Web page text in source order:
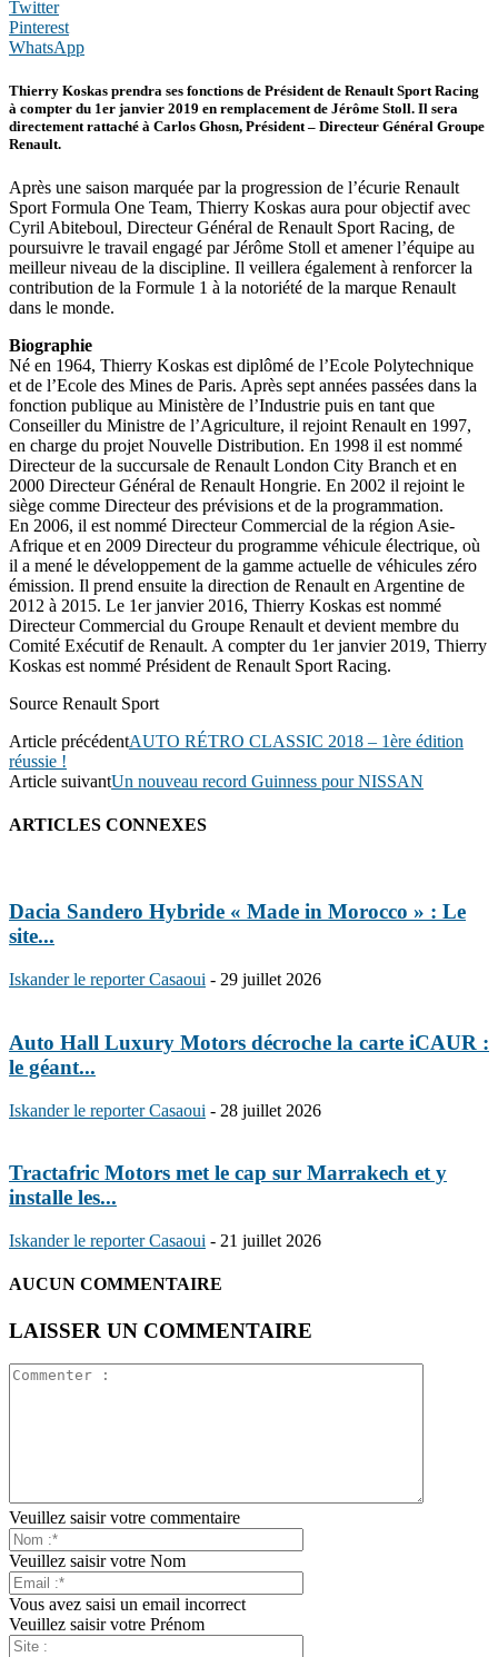
Twitter
Pinterest
WhatsApp
Thierry Koskas prendra ses fonctions de Président de Renault Sport Racing
à compter du 1er janvier 2019 en remplacement de Jérôme Stoll. Il sera
directement rattaché à Carlos Ghosn, Président – Directeur Général Groupe
Renault.
Après une saison marquée par la progression de l’écurie Renault
Sport Formula One Team, Thierry Koskas aura pour objectif avec
Cyril Abiteboul, Directeur Général de Renault Sport Racing, de
poursuivre le travail engagé par Jérôme Stoll et amener l’équipe au
meilleur niveau de la discipline. Il veillera également à renforcer la
contribution de la Formule 1 à la notoriété de la marque Renault
dans le monde.
Biographie
Né en 1964, Thierry Koskas est diplômé de l’Ecole Polytechnique
et de l’Ecole des Mines de Paris. Après sept années passées dans la
fonction publique au Ministère de l’Industrie puis en tant que
Conseiller du Ministre de l’Agriculture, il rejoint Renault en 1997,
en charge du projet Nouvelle Distribution. En 1998 il est nommé
Directeur de la succursale de Renault London City Branch et en
2000 Directeur Général de Renault Hongrie. En 2002 il rejoint le
siège comme Directeur des prévisions et de la programmation.
En 2006, il est nommé Directeur Commercial de la région Asie-
Afrique et en 2009 Directeur du programme véhicule électrique, où
il a mené le développement de la gamme actuelle de véhicules zéro
émission. Il prend ensuite la direction de Renault en Argentine de
2012 à 2015. Le 1er janvier 2016, Thierry Koskas est nommé
Directeur Commercial du Groupe Renault et devient membre du
Comité Exécutif de Renault. A compter du 1er janvier 2019, Thierry
Koskas est nommé Président de Renault Sport Racing.
Source Renault Sport
Article précédentAUTO RÉTRO CLASSIC 2018 – 1ère édition
réussie !
Article suivantUn nouveau record Guinness pour NISSAN
ARTICLES CONNEXES
Dacia Sandero Hybride « Made in Morocco » : Le
site...
Iskander le reporter Casaoui - 29 juillet 2026
Auto Hall Luxury Motors décroche la carte iCAUR :
le géant...
Iskander le reporter Casaoui - 28 juillet 2026
Tractafric Motors met le cap sur Marrakech et y
installe les...
Iskander le reporter Casaoui - 21 juillet 2026
AUCUN COMMENTAIRE
LAISSER UN COMMENTAIRE
Veuillez saisir votre commentaire
Veuillez saisir votre Nom
Vous avez saisi un email incorrect
Veuillez saisir votre Prénom